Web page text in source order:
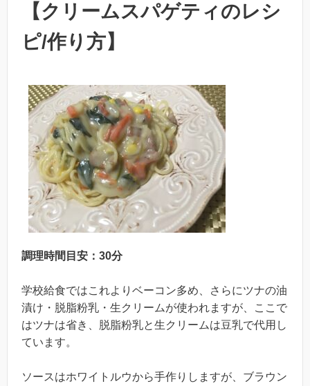
【クリームスパゲティのレシ
ピ/作り方】
調理時間目安：30分
学校給食ではこれよりベーコン多め、さらにツナの油
漬け・脱脂粉乳・生クリームが使われますが、ここで
はツナは省き、脱脂粉乳と生クリームは豆乳で代用し
ています。
ソースはホワイトルウから手作りしますが、ブラウン